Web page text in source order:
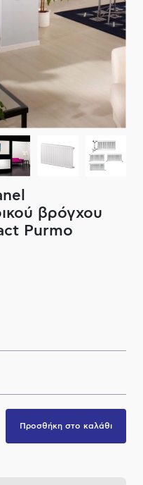
βρόγχου
Purmo
Προσθήκη στο καλάθι